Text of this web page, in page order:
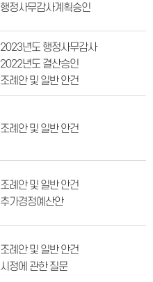
행정사무감사계획승인
2023년도 행정사무감사
2022년도 결산승인
조례안 및 일반 안건
조례안 및 일반 안건
조례안 및 일반 안건
추가경정예산안
조례안 및 일반 안건
시정에 관한 질문